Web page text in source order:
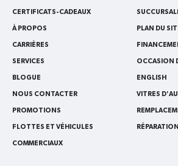
NOUS CONTACTER
CERTIFICATS-CADEAUX
PROMOTIONS
OCCASION
À PROPOS
FLOTTES ET VÉHICULES
COMMERCIAUX
ENGLISH
CARRIÈRES
VITRES
SERVICES
BLOGUE
PLAN DU